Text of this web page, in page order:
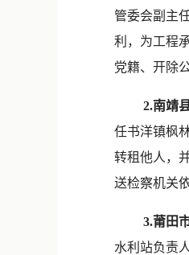
管委会副主
利，为工程
党籍、开除
2.南靖县书
任书洋镇枫
转租他人，
送检察机关
3.莆田市
水利站负责